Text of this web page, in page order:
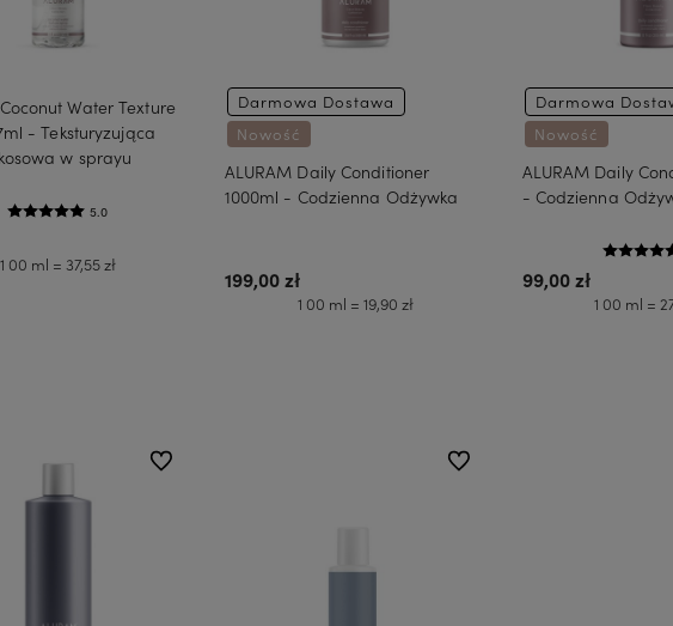
Water Texture
- Teksturyzująca
w sprayu
5.0
1 00 ml = 37,55 zł
Nowość
Darmowa Dostawa
ALURAM Daily Conditioner
1000ml - Codzienna Odżywka
199,00 zł
1 00 ml = 19,90 zł
Nowość
Darmowa
ALURAM Daily
- Codzienna
99,00 zł
1 00 ml =
do ulubionych do ulubionych